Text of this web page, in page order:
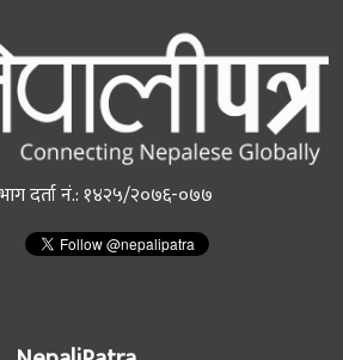
दर्ता नं.: १४२५/२०७६-०७७